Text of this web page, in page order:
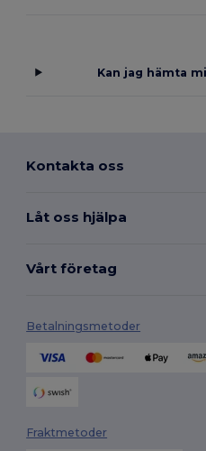
Kan jag hämta
Kontakta oss
Låt oss hjälpa
Vårt företag
Betalningsmetoder
Fraktmetoder